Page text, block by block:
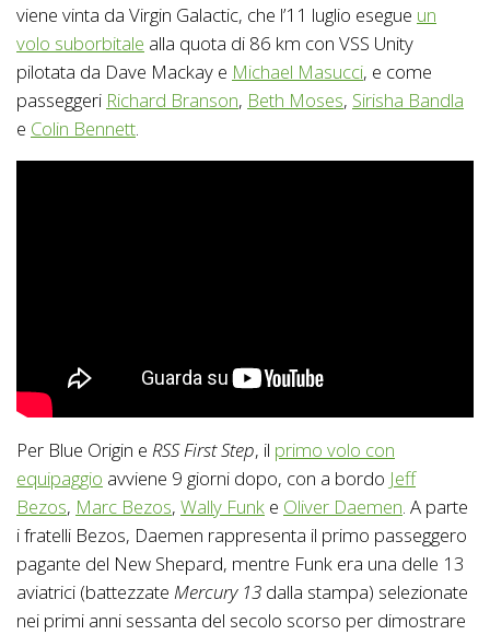
viene vinta da Virgin Galactic, che l’11 luglio esegue un
volo suborbitale alla quota di 86 km con VSS Unity
pilotata da Dave Mackay e Michael Masucci, e come
passeggeri Richard Branson, Beth Moses, Sirisha Bandla
e Colin Bennett.
Per Blue Origin e RSS First Step, il primo volo con
equipaggio avviene 9 giorni dopo, con a bordo Jeff
Bezos, Marc Bezos, Wally Funk e Oliver Daemen. A parte
i fratelli Bezos, Daemen rappresenta il primo passeggero
pagante del New Shepard, mentre Funk era una delle 13
aviatrici (battezzate Mercury 13 dalla stampa) selezionate
nei primi anni sessanta del secolo scorso per dimostrare